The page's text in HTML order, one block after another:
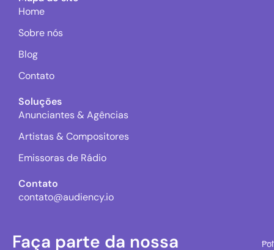
Home
Sobre nós
Blog
Contato
Soluções
Anunciantes & Agências
Artistas & Compositores
Emissoras de Rádio
Contato
contato@audiency.io
Faça parte da nossa